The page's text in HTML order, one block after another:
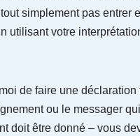
simplement pas entrer
utilisant votre
de faire une
ou le messager
doit être donné – vous